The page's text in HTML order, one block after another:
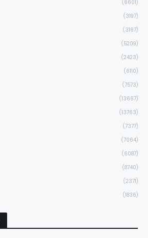
(6601)
(3197)
(3167)
(5209)
(2423)
(6110)
(7573)
(13667)
(13763)
(7377)
(7064)
(6087)
(8740)
(2371)
(1836)